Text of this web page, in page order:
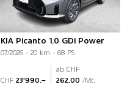
KIA Picanto 1.0 GDi Power
07/2026 - 20 km - 68 PS
CHF 23'990.–
ab CHF
262.00 /Mt.